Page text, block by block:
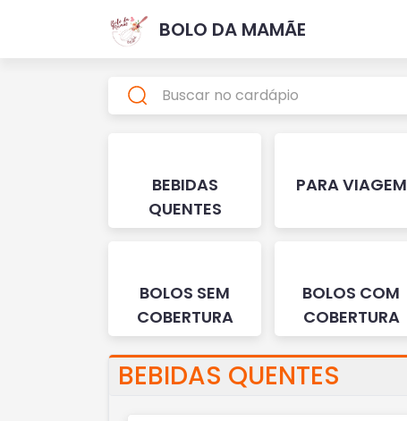
BOLO DA MAMÃE
BEBIDAS
QUENTES
PARA VIAGEM
BOLOS SEM
COBERTURA
BOLOS COM
COBERTURA
BEBIDAS QUENTES